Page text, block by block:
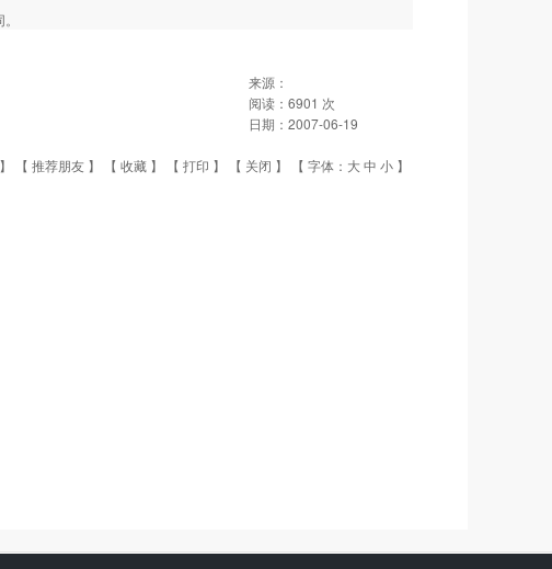
来源：
阅读： 6901 次
日期： 2007-06-19
【 推荐朋友 】 【 收藏 】 【 打印 】 【 关闭 】 【 字体： 大中 小 】